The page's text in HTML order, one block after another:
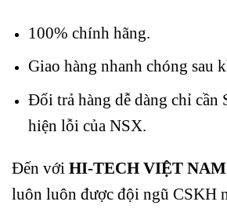
100% chính hãng.
Giao hàng nhanh chóng sau
Đổi trả hàng dễ dàng chỉ cần
hiện lỗi của NSX.
Đến với HI-TECH VIỆT NAM
luôn luôn được đội ngũ CSKH